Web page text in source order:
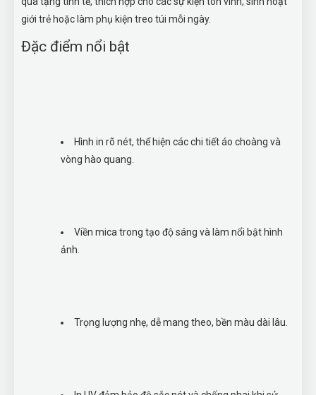
giới trẻ hoặc làm phụ kiện treo túi mỗi ngày.
Đặc điểm nổi bật
Hình in rõ nét, thể hiện các chi tiết áo choàng và
vòng hào quang.
Viền mica trong tạo độ sáng và làm nổi bật hình
ảnh.
Trọng lượng nhẹ, dễ mang theo, bền màu dài lâu.